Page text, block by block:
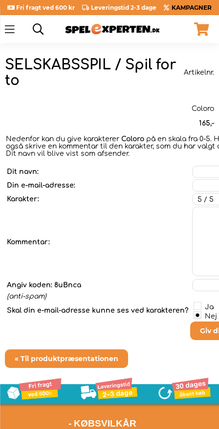
Fri fragt ved 600 kr Leveringstid 2-3 dage KAMPAGNER
SELSKABSSPIL / Spil for
to
Artikelnr.
Coloro
165,-
Nedenfor kan du give karakterer Coloro på en skala fra 0-5.
også skrive en kommentar til den karakter, som du har valgt
Dit navn vil blive vist som afsender.
Dit navn:
Din e-mail-adresse:
Karakter:
Kommentar:
Angiv koden: 8uBnca
(anti-spam)
Skal din e-mail-adresse kunne ses ved karakteren?
Ja
Nej
Giv
« Til produktpræsentationen
- KØBSVILKÅR